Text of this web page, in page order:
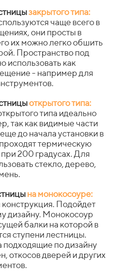
закрытого типа:
чаще всего в
они просты в
их можно легко обшить
Пространство под
использовать как
- например для
открытого типа:
типа идеально
так как видимые части
до начала установки в
термическую
200 градусах. Для
стекло, дерево,
на монокосоуре:
Подойдет
дизайну. Монокосоур
балки на которой в
ступени лестницы.
подходящие по дизайну
откосов дверей и других